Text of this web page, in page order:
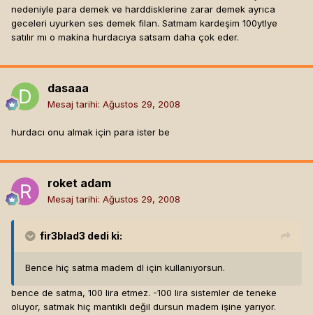
nedeniyle para demek ve harddisklerine zarar demek ayrıca
geceleri uyurken ses demek filan. Satmam kardeşim 100ytlye
satılır mı o makina hurdacıya satsam daha çok eder.
dasaaa
Mesaj tarihi: Ağustos 29, 2008
hurdacı onu almak için para ister be
roket adam
Mesaj tarihi: Ağustos 29, 2008
fir3blad3 dedi ki:
Bence hiç satma madem dl için kullanıyorsun.
bence de satma, 100 lira etmez. -100 lira sistemler de teneke
oluyor, satmak hiç mantıklı değil dursun madem işine yarıyor.